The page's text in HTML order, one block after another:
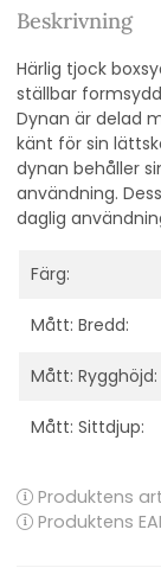
Beskrivning
Härlig tjock
ställbar
Dynan är delad
känt för sin
dynan behåller
användning.
daglig
Färg:
Mått: Bredd:
Mått: Rygghöjd:
Mått: Sittdjup:
Produktens
Produktens